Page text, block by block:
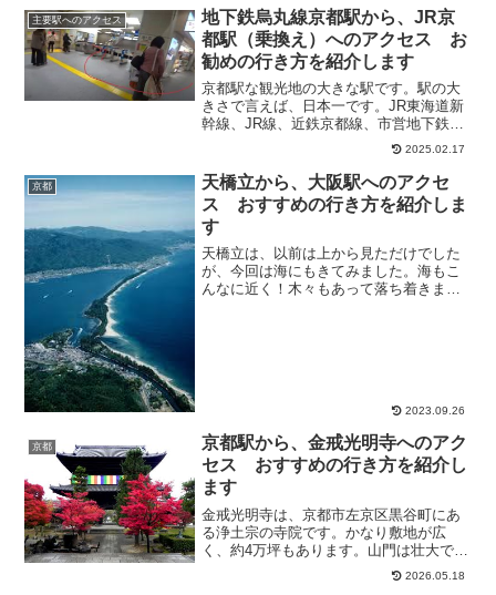
セス方法について、紹介し...
主要駅へのアクセス
地下鉄烏丸線京都駅から、JR京
都駅（乗換え）へのアクセス お
勧めの行き方を紹介します
京都駅な観光地の大きな駅です。駅の大
きさで言えば、日本一です。JR東海道新
幹線、JR線、近鉄京都線、市営地下鉄が
乗り入れています。そこで気になるの
が、乗換え方法ですよね。そこで今回
は、地下鉄烏丸線京都駅から、JR京都駅
への乗り換え方法につい...
2025.02.17
京都
天橋立から、大阪駅へのアクセ
ス おすすめの行き方を紹介しま
す
天橋立は、以前は上から見ただけでした
が、今回は海にもきてみました。海もこ
んなに近く！木々もあって落ち着きまし
2023.09.26
京都
京都駅から、金戒光明寺へのアク
セス おすすめの行き方を紹介し
ます
金戒光明寺は、京都市左京区黒谷町にあ
る浄土宗の寺院です。かなり敷地が広
く、約4万坪もあります。山門は壮大でと
ても立派な構えで見応え十分です。また
そこから見える阿弥陀堂もスケールがあ
2026.05.18